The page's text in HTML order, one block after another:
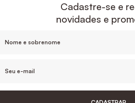
Cadastre-se e
novidades e